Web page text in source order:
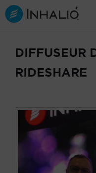
Skip
to
DIFFUSEUR
RIDESHARE